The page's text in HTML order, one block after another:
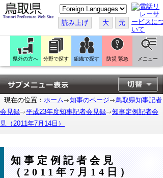
こ
の
ペ
ー
ジ
翻
訳
す
る
読み上げ 大 元
県外の方へ 分野で探す 組織で探す 防災 緊急 メニュー
現在の位置： ホーム 知事のページ
鳥取県知事記者
会見録
平成23年度知事記者会見録
知事定例記者会
見（2011年7月14日）
知事定例記者会見
（2011年7月14日）